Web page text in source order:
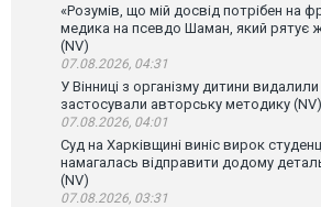
«Розумів, що мій досвід потрібен на
медика на псевдо Шаман, який рятує
(NV)
07.08.2026, 04:31
У Вінниці з організму дитини
застосували авторську методику (NV)
07.08.2026, 04:01
Суд на Харківщині виніс вирок
намагалась відправити додому
(NV)
07.08.2026, 03:31